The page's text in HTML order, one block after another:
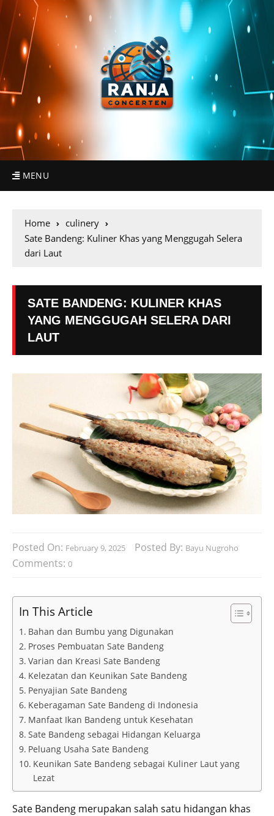
MENU
Home
culinery
Sate Bandeng: Kuliner Khas yang Menggugah Selera
dari Laut
SATE BANDENG: KULINER KHAS
YANG MENGGUGAH SELERA DARI
LAUT
Posted On: February 9, 2025 Posted By: Bayu Nugroho
Comments: 0
In This Article
Bahan dan Bumbu yang Digunakan
Proses Pembuatan Sate Bandeng
Varian dan Kreasi Sate Bandeng
Kelezatan dan Keunikan Sate Bandeng
Penyajian Sate Bandeng
Keberagaman Sate Bandeng di Indonesia
Manfaat Ikan Bandeng untuk Kesehatan
Sate Bandeng sebagai Hidangan Keluarga
Peluang Usaha Sate Bandeng
Keunikan Sate Bandeng sebagai Kuliner Laut yang
Lezat
Sate Bandeng merupakan salah satu hidangan khas